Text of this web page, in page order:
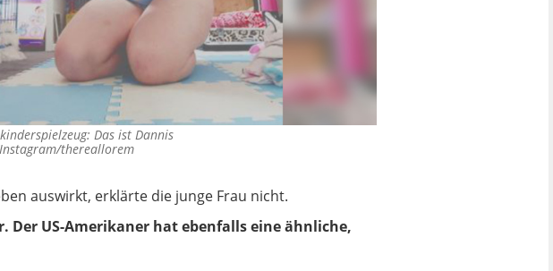
Das ist Dannis
thereallorem
auswirkt, erklärte die junge Frau nicht.
Der US-Amerikaner hat ebenfalls eine ähnliche,